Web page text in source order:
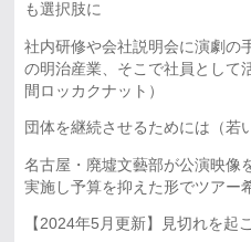
も選択肢に
社内研修や会社説明会に演劇の
の明治産業、そこで社員として
間ロッカクナット）
団体を継続させるためには（若
名古屋・廃墟文藝部が公演映像
実施し予算を抑えた形でツアー
【2024年5月更新】見切れを起